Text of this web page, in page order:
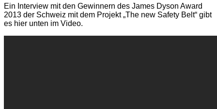
Ein Interview mit den Gewinnern des James Dyson Award
2013 der Schweiz mit dem Projekt „The new Safety Belt“ gibt
es hier unten im Video.